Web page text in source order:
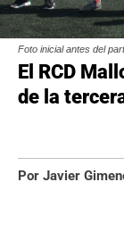
Foto inicial antes del
El RCD
de la
Por Javier